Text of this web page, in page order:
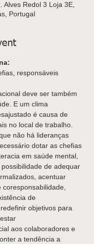
Alves Redol 3 Loja 3E,
Portugal
responsáveis
deve ser também
E um clima
é causa de
no local de trabalho.
não há lideranças
dotar as chefias
em saúde mental,
de adequar
acentuar
de
objetivos para
aos colaboradores e
a tendência a